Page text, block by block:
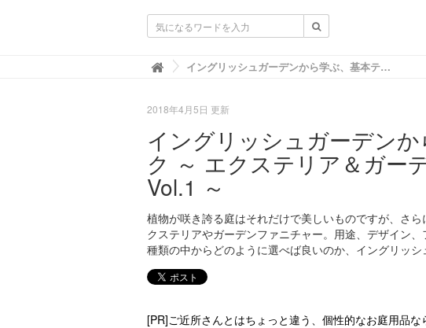
ガーデニングニュース.net イングリッシュガーデンから学ぶ、基本テクニック ～ エクステリア＆ガーデンファニチャー編 Vol.1 ～
2018年4月5日 更新
イングリッシュガーデン
ク ～ エクステリア＆ガー
Vol.1 ～
植物が咲き誇る庭はそれだけで美しいものですが、さ
クステリアやガーデンファニチャー。用途、デザイン
種類の中からどのように選べば良いのか、イングリッ
[PR]ご近所さんとはちょっと違う、個性的なお庭用品